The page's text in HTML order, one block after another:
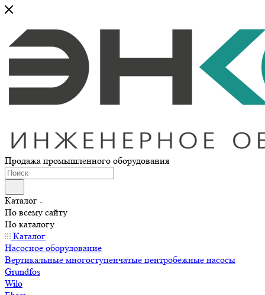
Продажа промышленного оборудования
Каталог
По всему сайту
По каталогу
Каталог
Насосное оборудование
Вертикальные многоступенчатые центробежные насосы
Grundfos
Wilo